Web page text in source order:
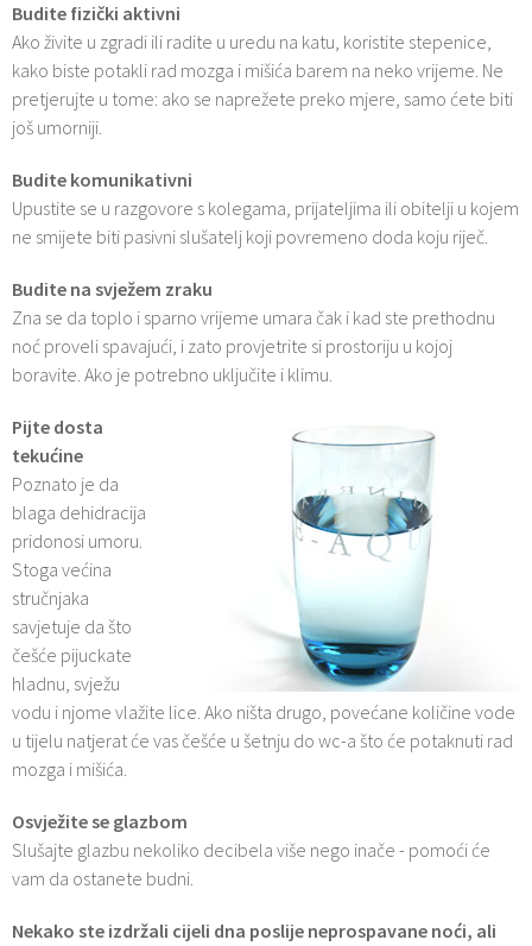
Budite fizički aktivni
Ako živite u zgradi ili radite u uredu na katu, koristite stepenice,
kako biste potakli rad mozga i mišića barem na neko vrijeme. Ne
pretjerujte u tome: ako se naprežete preko mjere, samo ćete biti
još umorniji.
Budite komunikativni
Upustite se u razgovore s kolegama, prijateljima ili obitelji u kojem
ne smijete biti pasivni slušatelj koji povremeno doda koju riječ.
Budite na svježem zraku
Zna se da toplo i sparno vrijeme umara čak i kad ste prethodnu
noć proveli spavajući, i zato provjetrite si prostoriju u kojoj
boravite. Ako je potrebno uključite i klimu.
Pijte dosta
tekućine
Poznato je da
blaga dehidracija
pridonosi umoru.
Stoga većina
stručnjaka
savjetuje da što
češće pijuckate
hladnu, svježu
vodu i njome vlažite lice. Ako ništa drugo, povećane količine vode
u tijelu natjerat će vas češće u šetnju do wc-a što će potaknuti rad
mozga i mišića.
Osvježite se glazbom
Slušajte glazbu nekoliko decibela više nego inače - pomoći će
vam da ostanete budni.
Nekako ste izdržali cijeli dna poslije neprospavane noći, ali